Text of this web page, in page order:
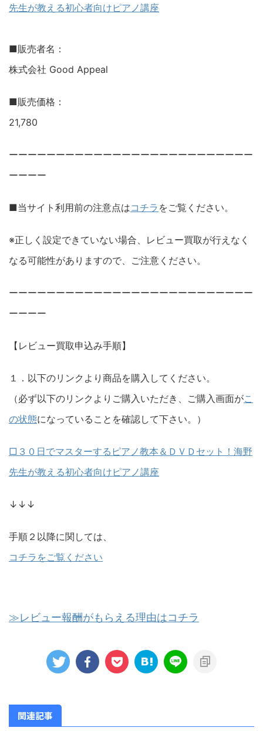
先生が教える初心者向けピアノ講座
■販売者名：
株式会社 Good Appeal
■販売価格：
21,780
ーーーーーーーーーーーーーーーーーーーーーーーーーー
ーーーー
■当サイト利用前の注意点はコチラ をご覧ください。
※正しく設定できていない場合、レビュー買取が行えなく
なる可能性がありますので、ご注意ください。
ーーーーーーーーーーーーーーーーーーーーーーーーーー
ーーーー
【レビュー買取申込み手順】
１．以下のリンクより商品を購入してください。
（必ず以下のリンクよりご購入いただき、ご購入画面がこ
の状態になっていることを確認して下さい。）
□３０日でマスターするピアノ教本＆ＤＶＤセット！海野
先生が教える初心者向けピアノ講座
↓↓↓
手順２以降に関しては、
コチラをご覧ください
≫レビュー報酬がもらえる理由はコチラ
関連記事